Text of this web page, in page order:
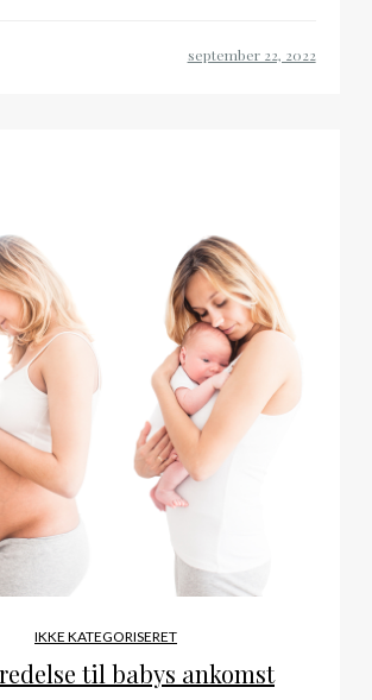
IKKE KATEGORISERET
til babys ankomst